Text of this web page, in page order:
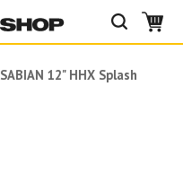
SABIAN 12" HHX Splash